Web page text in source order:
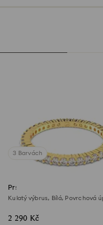
3 Barvách
Prsten Matrix Vittore
Kulatý výbrus, Bílá, Povrchová
2 290 Kč